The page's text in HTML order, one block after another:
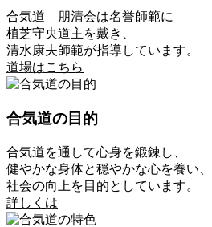
合気道 朋清会は名誉師範に
植芝守央道主を戴き、
清水康夫師範が指導しています。
道場はこちら
合気道の目的
合気道を通して心身を鍛錬し、
健やかな身体と穏やかな心を養い、
社会の向上を目的としています。
詳しくは